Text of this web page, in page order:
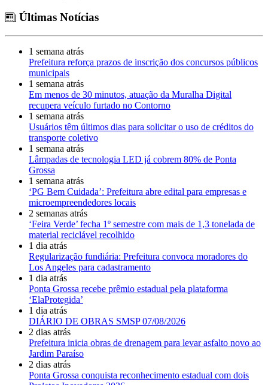
Últimas Notícias
1 semana atrás
Prefeitura reforça prazos de inscrição dos concursos públicos
municipais
1 semana atrás
Em menos de 30 minutos, atuação da Muralha Digital
recupera veículo furtado no Contorno
1 semana atrás
Usuários têm últimos dias para solicitar o uso de créditos do
transporte coletivo
1 semana atrás
Lâmpadas de tecnologia LED já cobrem 80% de Ponta
Grossa
1 semana atrás
‘PG Bem Cuidada’: Prefeitura abre edital para empresas e
microempreendedores locais
2 semanas atrás
‘Feira Verde’ fecha 1º semestre com mais de 1,3 tonelada de
material reciclável recolhido
1 dia atrás
Regularização fundiária: Prefeitura convoca moradores do
Los Angeles para cadastramento
1 dia atrás
Ponta Grossa recebe prêmio estadual pela plataforma
‘ElaProtegida’
1 dia atrás
DIÁRIO DE OBRAS SMSP 07/08/2026
2 dias atrás
Prefeitura inicia obras de drenagem para levar asfalto novo ao
Jardim Paraíso
2 dias atrás
Ponta Grossa conquista reconhecimento estadual com dois